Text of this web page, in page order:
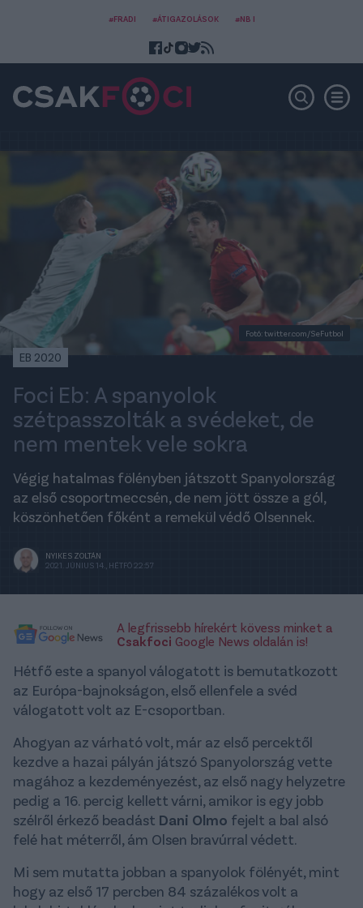
#FRADI #ÁTIGAZOLÁSOK #NB I
Fotó: twitter.com/SeFutbol
EB 2020
Foci Eb: A spanyolok
szétpasszolták a svédeket, de
nem mentek vele sokra
Végig hatalmas fölényben játszott Spanyolország
az első csoportmeccsén, de nem jött össze a gól,
köszönhetően főként a remekül védő Olsennek.
NYIKES ZOLTÁN
2021. JÚNIUS 14., HÉTFŐ 22:57
A legfrissebb hírekért kövess minket a
Csakfoci Google News oldalán is!
Hétfő este a spanyol válogatott is bemutatkozott
az Európa-bajnokságon, első ellenfele a svéd
válogatott volt az E-csoportban.
Ahogyan az várható volt, már az első percektől
kezdve a hazai pályán játszó Spanyolország vette
magához a kezdeményezést, az első nagy helyzetre
pedig a 16. percig kellett várni, amikor is egy jobb
szélről érkező beadást Dani Olmo fejelt a bal alsó
felé hat méterről, ám Olsen bravúrral védett.
Mi sem mutatta jobban a spanyolok fölényét, mint
hogy az első 17 percben 84 százalékos volt a